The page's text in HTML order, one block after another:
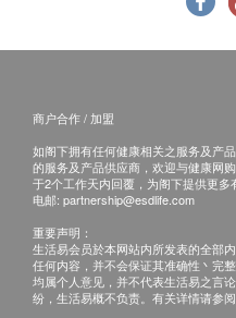
每两粒软胶囊含:
2. 退换产品必须包装
健康网购health.ESDlife
电邮:
客服热线: (852) 3151-
商户合作 / 加盟
如阁下拥有任何健康相关之服务及产
的服务及产品供应商，欢迎与健康网
于2个工作天内回覆，为阁下提供更多
电邮: partnership@esdlife.com
重要声明：
生活易会员於本网站内所发表的全部
任何内容，并不会保证其准确性丶完
均属个人意见，并不代表生活易之言
纷，生活易概不负责。有关详情请参阅